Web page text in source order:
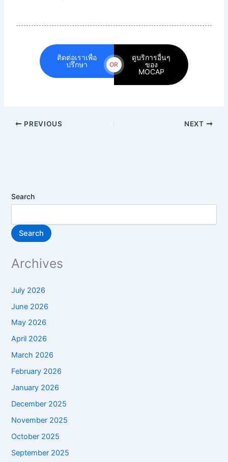
ติดต่อเราเพื่อ
ปรึกษา
OR
ดูบริการอื่นๆ
ของ
MOCAP
PREVIOUS NEXT
Search
Search
Archives
July 2026
June 2026
May 2026
April 2026
March 2026
February 2026
January 2026
December 2025
November 2025
October 2025
September 2025